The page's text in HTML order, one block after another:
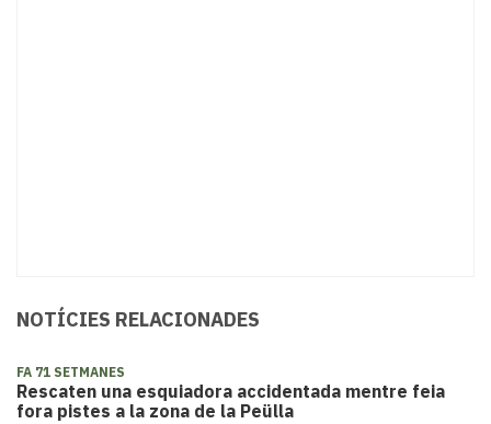
NOTÍCIES RELACIONADES
FA 71 SETMANES
Rescaten una esquiadora accidentada mentre feia
fora pistes a la zona de la Peülla